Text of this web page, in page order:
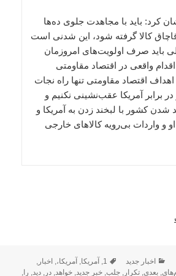
کرد: باید با مجاهدت جلوی ده‌ها
قاچاق کالا گرفته شود، این شدنی است
باید صرف اولویت‌های امروزمان
واقعی در اقتصاد مقاومتی
اقتصاد مقاومتی تنها راه نجات
برابر آمریکا عقب‌نشینی نکنیم و
شدن کشور با لبخند زدن به آمریکا و
او و واردات بی‌رویه کالاهای خارجی
نویسندهدسته‌ها
اخبار جدید برچسب‌ها1
, آمریکا, آمریکا،, اخبار,
,بعدی,تکرار,جلب,خبر جدید,خواهد,در,دید, را,